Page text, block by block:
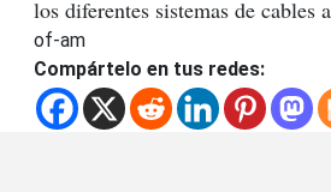
los diferentes sistemas de cables
of-am
Compártelo en tus redes: